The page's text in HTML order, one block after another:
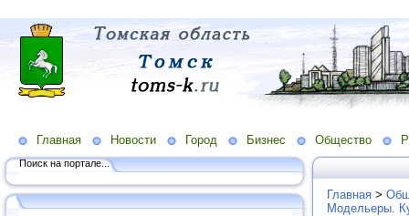
Главная Новости Город Бизнес Общество
Поиск на портале...
Главная >
Модельеры.